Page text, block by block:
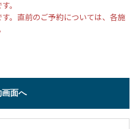
。
。直前のご予約については、各施
画面へ